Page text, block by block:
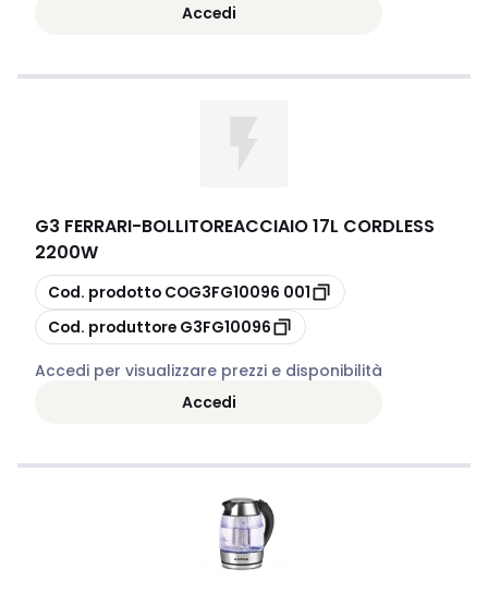
Accedi
G3 FERRARI-BOLLITOREACCIAIO 17L CORDLESS
2200W
copia
Cod. prodotto
COG3FG10096 001
copia
Cod. produttore G3FG10096
Accedi per visualizzare prezzi e disponibilità
Accedi